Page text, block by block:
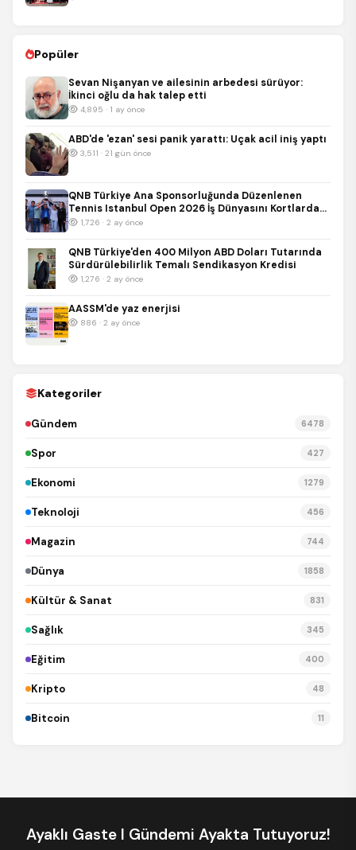
Popüler
Sevan Nişanyan ve ailesinin arbedesi sürüyor:
İkinci oğlu da hak talep etti
4,895 · 1 ay önce
ABD'de 'ezan' sesi panik yarattı: Uçak acil iniş yaptı
3,511 · 21 gün önce
QNB Türkiye Ana Sponsorluğunda Düzenlenen
Tennis Istanbul Open 2026 İş Dünyasını Kortlarda
Buluşturdu
1,726 · 2 ay önce
QNB Türkiye'den 400 Milyon ABD Doları Tutarında
Sürdürülebilirlik Temalı Sendikasyon Kredisi
1,276 · 2 ay önce
AASSM'de yaz enerjisi
886 · 2 ay önce
Kategoriler
Gündem 6478
Spor 427
Ekonomi 1279
Teknoloji 456
Magazin 744
Dünya 1858
Kültür & Sanat 831
Sağlık 345
Eğitim 400
Kripto 48
Bitcoin 11
Ayaklı Gaste I Gündemi Ayakta Tutuyoruz!